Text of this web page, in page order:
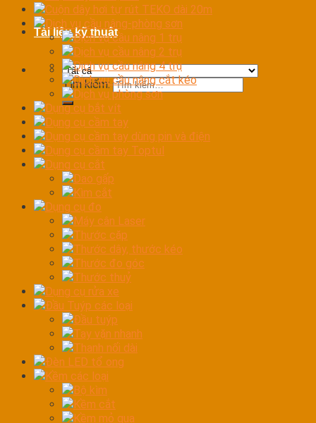
Tài liệu kỹ thuật
Tìm kiếm:
Cuộn dây hơi tự rút TEKO dài 20m
Dịch vụ cầu nâng-phòng sơn
Dịch vụ cầu nâng 1 trụ
Dịch vụ cầu nâng 2 trụ
Dịch vụ cầu nâng 4 trụ
Dịch vụ cầu nâng cắt kéo
Dịch vụ phòng sơn
Dụng cụ bắt vít
Dụng cụ cầm tay
Dụng cụ cầm tay dùng pin và điện
Dụng cụ cầm tay Toptul
Dụng cụ cắt
Dao gấp
Kìm cắt
Dụng cụ đo
Máy cân Laser
Thước cặp
Thước dây, thước kéo
Thước đo góc
Thước thuỷ
Dụng cụ rửa xe
Đầu Tuýp các loại
Đầu tuýp
Tay vặn nhanh
Thanh nối dài
Đèn LED tổ ong
Kềm các loại
Bộ kìm
Kềm cắt
Kềm mỏ quạ